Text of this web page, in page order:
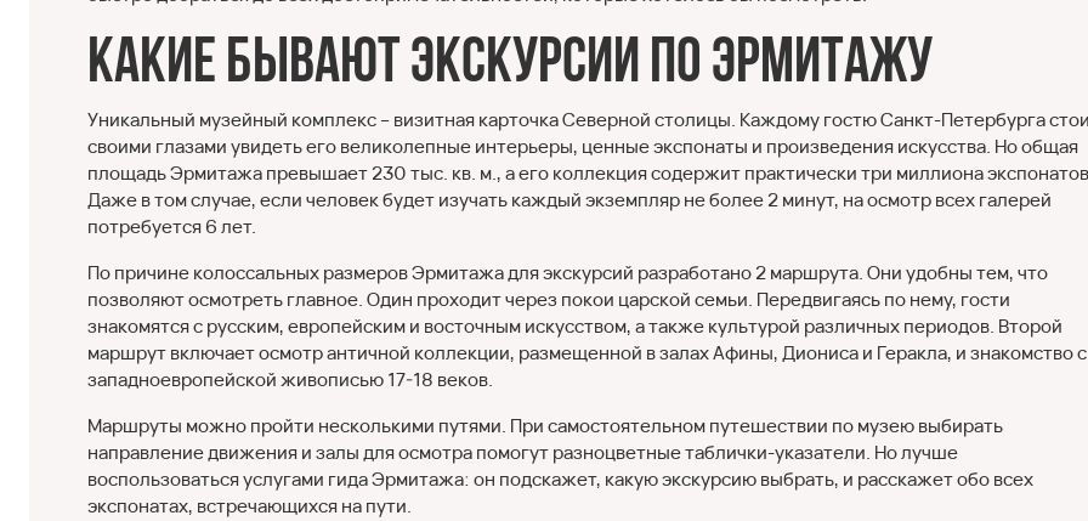
Какие бывают экскурсии по Эрмитажу
Уникальный музейный комплекс – визитная карточка Северной столицы. Каждому гостю Санкт-Петербурга
своими глазами увидеть его великолепные интерьеры, ценные экспонаты и произведения искусства. Но общая
площадь Эрмитажа превышает 230 тыс. кв. м., а его коллекция содержит практически три миллиона
Даже в том случае, если человек будет изучать каждый экземпляр не более 2 минут, на осмотр всех галерей
потребуется 6 лет.
По причине колоссальных размеров Эрмитажа для экскурсий разработано 2 маршрута. Они удобны тем, что
позволяют осмотреть главное. Один проходит через покои царской семьи. Передвигаясь по нему, гости
знакомятся с русским, европейским и восточным искусством, а также культурой различных периодов. Второй
маршрут включает осмотр античной коллекции, размещенной в залах Афины, Диониса и Геракла, и знакомство с
западноевропейской живописью 17-18 веков.
Маршруты можно пройти несколькими путями. При самостоятельном путешествии по музею выбирать
направление движения и залы для осмотра помогут разноцветные таблички-указатели. Но лучше
воспользоваться услугами гида Эрмитажа: он подскажет, какую экскурсию выбрать, и расскажет обо всех
экспонатах, встречающихся на пути.